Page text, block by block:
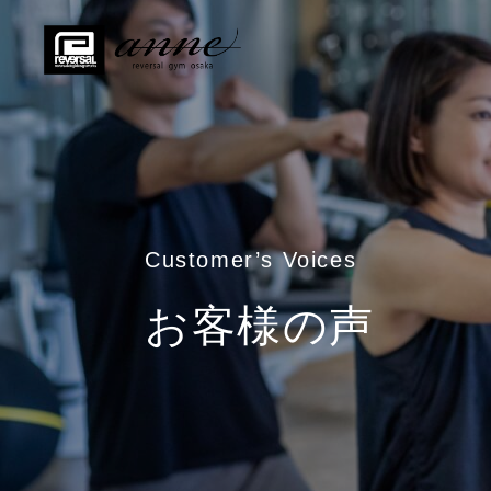
Customer’s Voices
お客様の声